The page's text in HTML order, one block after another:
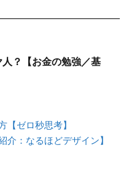
？【お金の勉強／基
【ゼロ秒思考】
介：なるほどデザイン】